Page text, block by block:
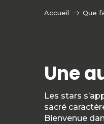
Accueil Que
Une
Les stars
sacré
Bienvenue